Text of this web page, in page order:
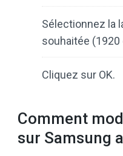
Sélectionnez la
souhaitée (1920
Cliquez sur OK.
Comment
sur Samsung